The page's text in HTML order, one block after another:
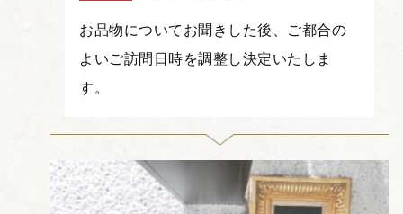
お品物についてお聞きした後、ご都合の
よいご訪問日時を調整し決定いたしま
す。